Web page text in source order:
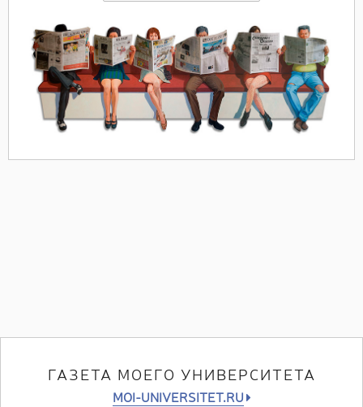
ГАЗЕТА МОЕГО УНИВЕРСИТЕТА
MOI-UNIVERSITET.RU